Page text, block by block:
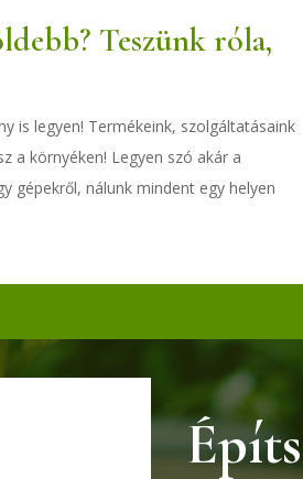
Teszünk róla,
is legyen! Termékeink, szolgáltatásaink
a környéken! Legyen szó akár a
gépekről, nálunk mindent egy helyen